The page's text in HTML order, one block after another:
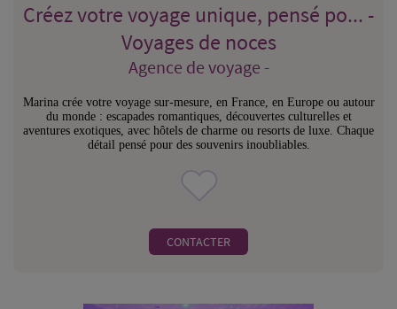
Créez votre voyage unique, pensé po... -
Voyages de noces
Agence de voyage -
Marina crée votre voyage sur-mesure, en France, en Europe ou autour
du monde : escapades romantiques, découvertes culturelles et
aventures exotiques, avec hôtels de charme ou resorts de luxe. Chaque
détail pensé pour des souvenirs inoubliables.
CONTACTER